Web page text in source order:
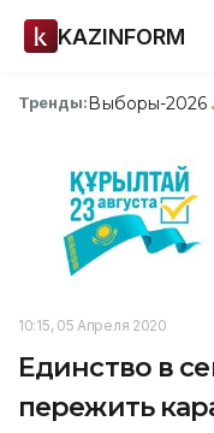
KAZINFORM
Тренды:Выборы-2026
10:15, 05 Апреля 2020
Единство в
пережить